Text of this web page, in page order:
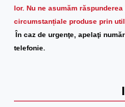
lor. Nu ne asumăm
circumstanțiale produse prin
În caz de urgenţe, apelaţi
telefonie.